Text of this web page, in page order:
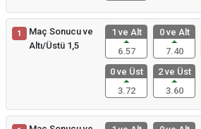
1
Maç Sonucu ve
Altı/Üstü 1,5
1 ve Alt
6.57
0 ve Alt
7.40
0 ve Üst
3.72
2 ve Üst
3.60